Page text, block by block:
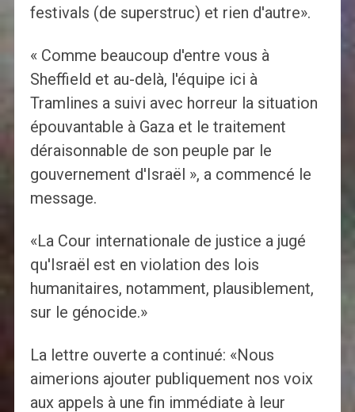
festivals (de superstruc) et rien d'autre».
« Comme beaucoup d'entre vous à
Sheffield et au-delà, l'équipe ici à
Tramlines a suivi avec horreur la situation
épouvantable à Gaza et le traitement
déraisonnable de son peuple par le
gouvernement d'Israël », a commencé le
message.
«La Cour internationale de justice a jugé
qu'Israël est en violation des lois
humanitaires, notamment, plausiblement,
sur le génocide.»
La lettre ouverte a continué: «Nous
aimerions ajouter publiquement nos voix
aux appels à une fin immédiate à leur